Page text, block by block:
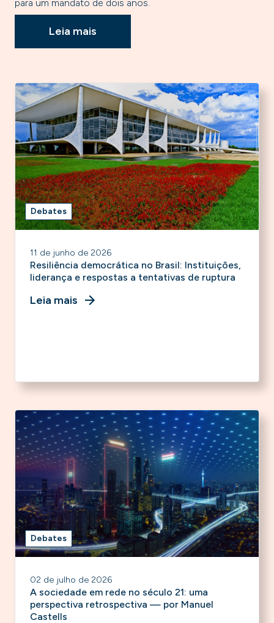
para um mandato de dois anos.
Leia mais
Debates
11 de junho de 2026
Resiliência democrática no Brasil: Instituições,
liderança e respostas a tentativas de ruptura
Leia mais
Debates
02 de julho de 2026
A sociedade em rede no século 21: uma
perspectiva retrospectiva — por Manuel
Castells